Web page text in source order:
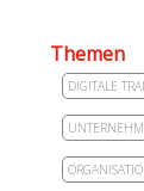
Themen
DIGITALE